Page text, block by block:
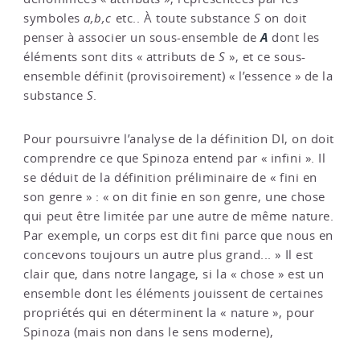
symbolesa,b,c etc.. À toute substance S on doit
penser à associer un sous-ensemble deA dont les
éléments sont dits « attributs deS », et ce sous-
ensemble définit (provisoirement) « l’essence » de la
substance S.
Pour poursuivre l’analyse de la définition Dl, on doit
comprendre ce que Spinoza entend par « infini ». Il
se déduit de la définition préliminaire de « fini en
son genre » : « on dit finie en son genre, une chose
qui peut être limitée par une autre de même nature.
Par exemple, un corps est dit fini parce que nous en
concevons toujours un autre plus grand... » Il est
clair que, dans notre langage, si la « chose » est un
ensemble dont les éléments jouissent de certaines
propriétés qui en déterminent la « nature », pour
Spinoza (mais non dans le sens moderne),